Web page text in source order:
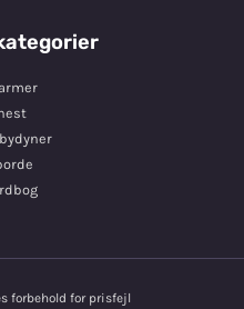
forbehold for prisfejl